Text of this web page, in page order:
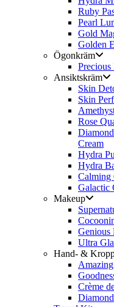
Ruby
Pearl
Gold
Golden
Ögonkräm
Precious
Ansiktskräm
Skin
Skin
Rose
Cream
Hydra
Hydra
Calming
Galactic
Makeup
Genious
Ultra
Hand- &
Crème